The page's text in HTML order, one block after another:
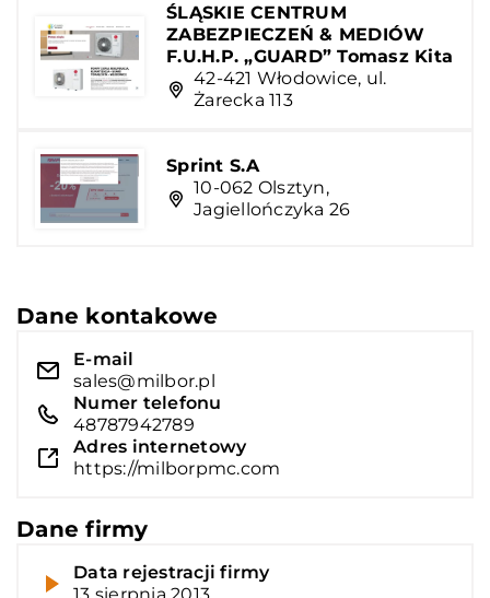
ŚLĄSKIE CENTRUM
ZABEZPIECZEŃ & MEDIÓW
F.U.H.P. „GUARD” Tomasz Kita
42-421 Włodowice, ul.
Żarecka 113
Sprint S.A
10-062 Olsztyn,
Jagiellończyka 26
Dane kontakowe
E-mail
sales@milbor.pl
Numer telefonu
48787942789
Adres internetowy
https://milborpmc.com
Dane firmy
Data rejestracji firmy